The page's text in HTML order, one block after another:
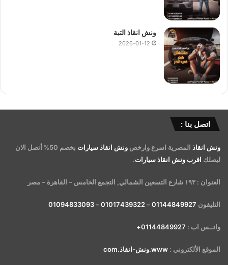
ونش انقاذ التبة
2026-01-12
اتصل بنا :
ونش انقاذ المصرية اسرع وارخص ونش انقاذ سيارات
بخصم 50% أتصل الان
ليصلك اقرب ونش انقاذ سيارات.
العنوان : ١٩٣ شارع التسعين الشمالي, التجمع الخامس – القاهرة – مصر
التليفون 01144849927
–
01017439322
–
01094833093
واتــس اب : 01144849927+
الموقع الألكتروني : www.ونش-انقاذ.com